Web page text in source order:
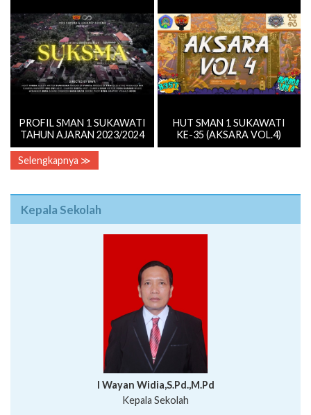
PROFIL SMAN 1 SUKAWATI
TAHUN AJARAN 2023/2024
HUT SMAN 1 SUKAWATI
KE-35 (AKSARA VOL.4)
Selengkapnya ≫
Kepala Sekolah
I Wayan Widia,S.Pd.,M.Pd
Kepala Sekolah